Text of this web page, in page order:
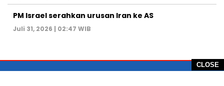
CLOSE
PM Israel serahkan urusan Iran ke AS
Juli 31, 2026 | 02:47 WIB